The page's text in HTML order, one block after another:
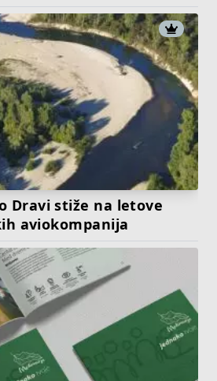
Dravi stiže na letove
aviokompanija